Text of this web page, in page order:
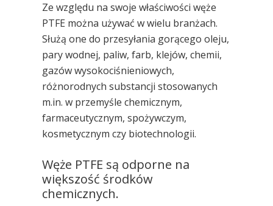
Ze względu na swoje właściwości węże
PTFE można używać w wielu branżach.
Służą one do przesyłania gorącego oleju,
pary wodnej, paliw, farb, klejów, chemii,
gazów wysokociśnieniowych,
różnorodnych substancji stosowanych
m.in. w przemyśle chemicznym,
farmaceutycznym, spożywczym,
kosmetycznym czy biotechnologii.
Węże PTFE są odporne na
większość środków
chemicznych.